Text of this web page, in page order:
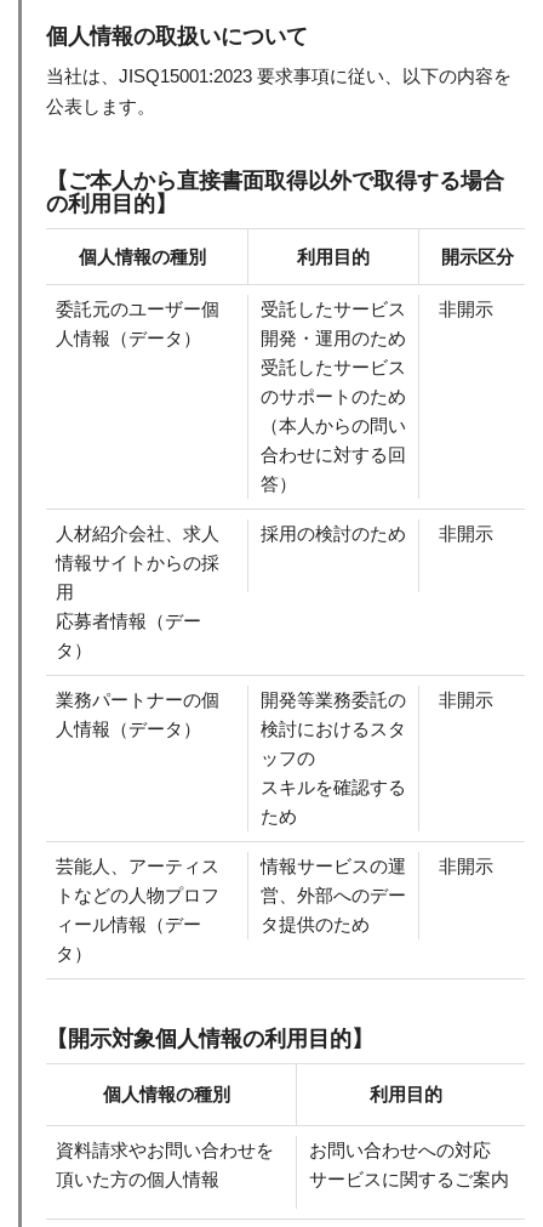
個人情報の取扱いについて
当社は、JISQ15001:2023 要求事項に従い、以下の内容を
公表します。
【ご本人から直接書面取得以外で取得する場合
の利用目的】
個人情報の種別 利用目的 開示区分
委託元のユーザー個
人情報（データ）
受託したサービス
開発・運用のため
受託したサービス
のサポートのため
（本人からの問い
合わせに対する回
答）
非開示
人材紹介会社、求人
情報サイトからの採
用
応募者情報（デー
タ）
採用の検討のため 非開示
業務パートナーの個
人情報（データ）
開発等業務委託の
検討におけるスタ
ッフの
スキルを確認する
ため
非開示
芸能人、アーティス
トなどの人物プロフ
ィール情報（デー
タ）
情報サービスの運
営、外部へのデー
タ提供のため
非開示
【開示対象個人情報の利用目的】
個人情報の種別 利用目的
資料請求やお問い合わせを
頂いた方の個人情報
お問い合わせへの対応
サービスに関するご案内